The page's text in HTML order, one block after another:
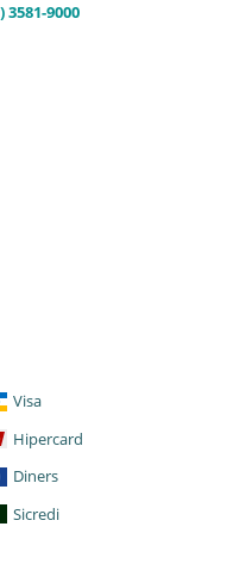
3581-9000
Visa
Hipercard
Diners
Sicredi